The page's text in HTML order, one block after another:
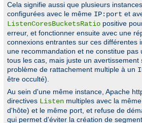
Cela signifie aussi que plusieurs
configurées avec le même IP:port et
ListenCoresBucketsRatio positive
erreur, et fonctionner ensuite avec une
connexions entrantes sur ces différentes
une recommandation et ne constitue pas
tous les cas, mais juste un
problème de rattachement multiple à un
être occulté).
Au sein d'une même instance, Apache
directives Listen multiples avec la
d'hôte) et le même port, et refuse de
qui permet d'éviter la création de